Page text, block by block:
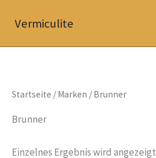
InhaltVermiculite
Startseite / Marken / Brunner
Brunner
Einzelnes Ergebnis wird angezeigt